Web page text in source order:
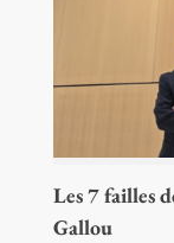
Les 7 failles
Gallou